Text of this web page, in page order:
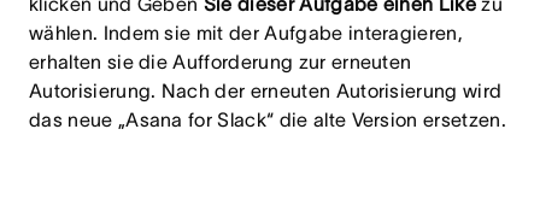
wählen. Indem sie mit der Aufgabe interagieren,
erhalten sie die Aufforderung zur erneuten
Autorisierung. Nach der erneuten Autorisierung wird
das neue „Asana for Slack“ die alte Version ersetzen.